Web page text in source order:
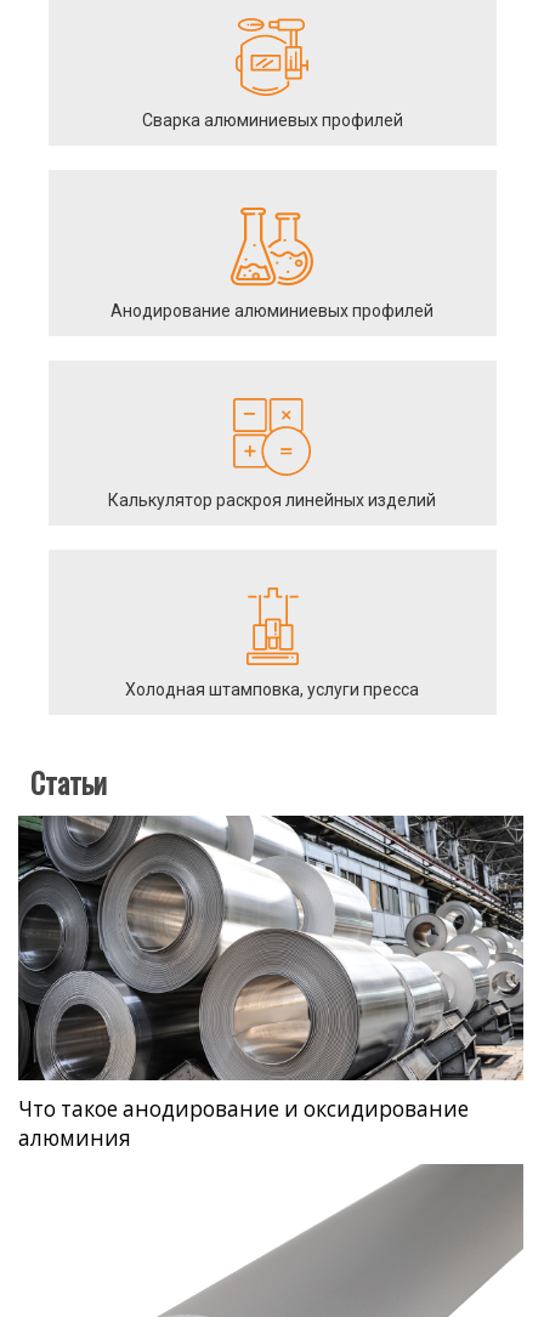
Сварка алюминиевых профилей
Анодирование алюминиевых профилей
Калькулятор раскроя линейных изделий
Холодная штамповка, услуги пресса
Статьи
Что такое анодирование и оксидирование
алюминия